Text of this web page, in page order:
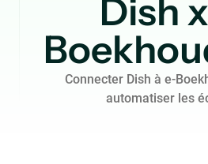
Dish
Connecter Dish à e-
automatiser les